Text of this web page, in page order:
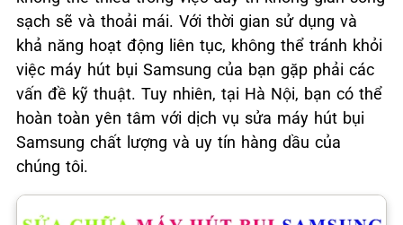
sạch sẽ và thoải mái. Với thời gian sử dụng và
khả năng hoạt động liên tục, không thể tránh khỏi
việc máy hút bụi Samsung của bạn gặp phải các
vấn đề kỹ thuật. Tuy nhiên, tại Hà Nội, bạn có thể
hoàn toàn yên tâm với dịch vụ sửa máy hút bụi
Samsung chất lượng và uy tín hàng dầu của
chúng tôi.